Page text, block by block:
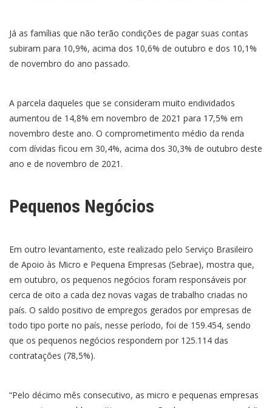
Já as famílias que não terão condições de pagar suas contas
subiram para 10,9%, acima dos 10,6% de outubro e dos 10,1%
de novembro do ano passado.
A parcela daqueles que se consideram muito endividados
aumentou de 14,8% em novembro de 2021 para 17,5% em
novembro deste ano. O comprometimento médio da renda
com dívidas ficou em 30,4%, acima dos 30,3% de outubro deste
ano e de novembro de 2021.
Pequenos Negócios
Em outro levantamento, este realizado pelo Serviço Brasileiro
de Apoio às Micro e Pequena Empresas (Sebrae), mostra que,
em outubro, os pequenos negócios foram responsáveis por
cerca de oito a cada dez novas vagas de trabalho criadas no
país. O saldo positivo de empregos gerados por empresas de
todo tipo porte no país, nesse período, foi de 159.454, sendo
que os pequenos negócios respondem por 125.114 das
contratações (78,5%).
“Pelo décimo mês consecutivo, as micro e pequenas empresas